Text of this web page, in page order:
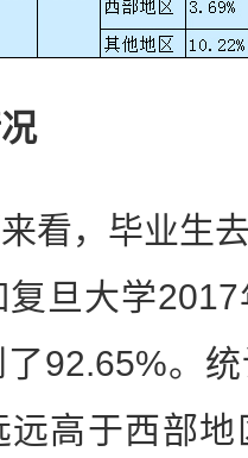
，毕业生去
复旦大学
92.65%。
远高于西部